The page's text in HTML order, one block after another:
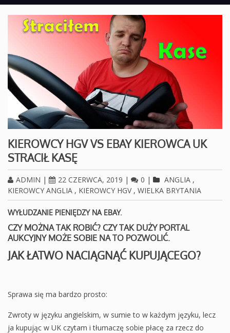
KIEROWCY HGV VS EBAY KIEROWCA UK
STRACIŁ KASĘ
ADMIN | 22 CZERWCA, 2019 | 0 | ANGLIA ,
KIEROWCY ANGLIA , KIEROWCY HGV, WIELKA BRYTANIA
WYŁUDZANIE PIENIĘDZY NA EBAY.
CZY MOŻNA TAK ROBIĆ? CZY TAK DUŻY PORTAL
AUKCYJNY MOŻE SOBIE NA TO POZWOLIĆ.
JAK ŁATWO NACIĄGNĄĆ KUPUJĄCEGO?
Sprawa się ma bardzo prosto:
Zwroty w języku angielskim, w sumie to w każdym języku, lecz
ja kupując w UK czytam i tłumaczę sobie płacę za rzecz do